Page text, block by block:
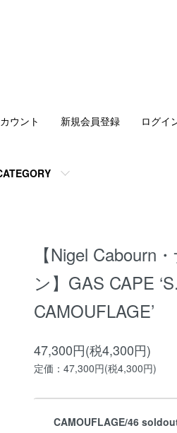
ウント 新規会員登録 ログイ
【Nigel Cabourn
ン】GAS CAPE
CAMOUFLAGE’
47,300円(税4,300円)
定価：47,300円(税4,300円)
CAMOUFLAGE/46